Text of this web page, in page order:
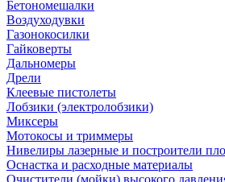
Бетономешалки
Воздуходувки
Газонокосилки
Гайковерты
Дальномеры
Дрели
Клеевые пистолеты
Лобзики (электролобзики)
Миксеры
Мотокосы и триммеры
Нивелиры лазерные и построители
Оснастка и расходные материалы
Очистители (мойки) высокого